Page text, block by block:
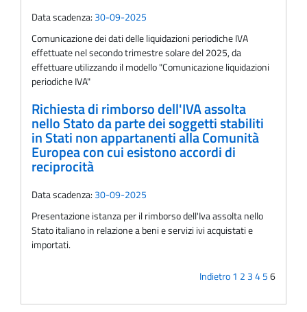
Data scadenza: 30-09-2025
Comunicazione dei dati delle liquidazioni periodiche IVA
effettuate nel secondo trimestre solare del 2025, da
effettuare utilizzando il modello "Comunicazione liquidazioni
periodiche IVA"
Richiesta di rimborso dell'IVA assolta
nello Stato da parte dei soggetti stabiliti
in Stati non appartanenti alla Comunità
Europea con cui esistono accordi di
reciprocità
Data scadenza: 30-09-2025
Presentazione istanza per il rimborso dell'Iva assolta nello
Stato italiano in relazione a beni e servizi ivi acquistati e
importati.
Indietro1 2 3456